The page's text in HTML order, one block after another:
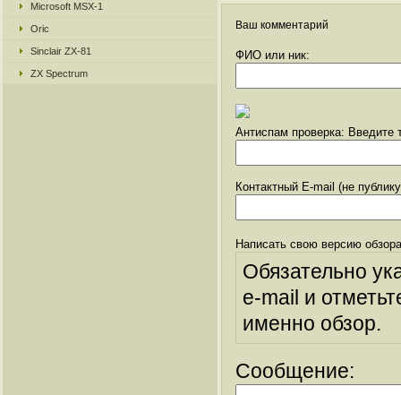
Microsoft MSX-1
Oric
Sinclair ZX-81
ZX Spectrum
Ваш комментарий
ФИО или ник:
Антиспам проверка: Введите
Контактный E-mail (не
Написать свою версию
Обязательно
e-mail и
именно обзор.
Сообщение: